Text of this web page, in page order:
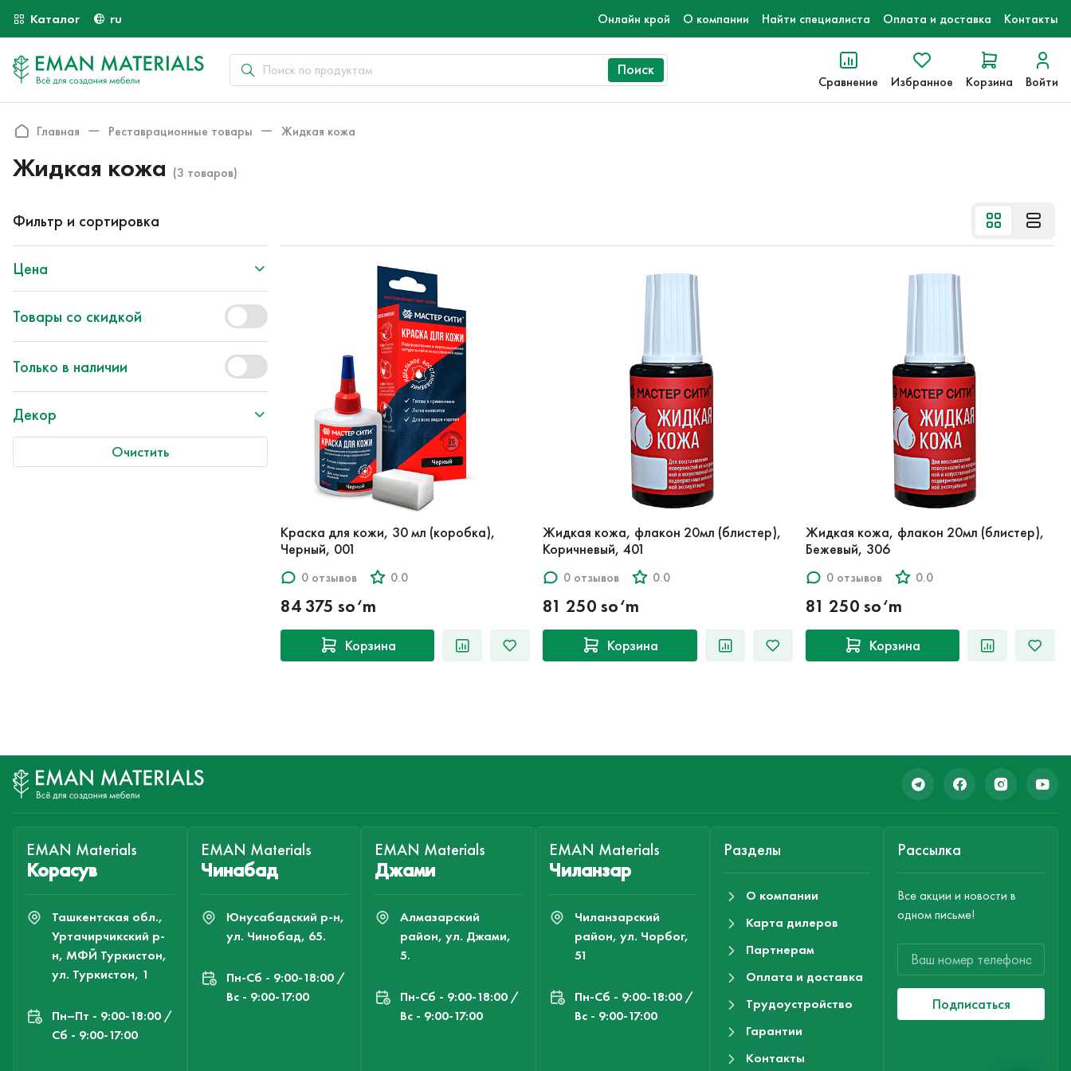
Каталог ru Онлайн крой О компании Найти специалиста Оплата и доставка Контакты
Поиск
Сравнение Избранное Корзина Войти
Главная Реставрационные товары Жидкая кожа
Жидкая кожа (3 товаров)
Фильтр и сортировка
Цена
Товары со скидкой
Только в наличии
Декор
Очистить
Краска для кожи, 30 мл (коробка),
Черный, 001
0 отзывов 0.0
84 375 so‘m
Корзина
Жидкая кожа, флакон 20мл (блистер),
Коричневый, 401
0 отзывов 0.0
81 250 so‘m
Корзина
Жидкая кожа, флакон 20мл (блистер),
Бежевый, 306
0 отзывов 0.0
81 250 so‘m
Корзина
EMAN Materials
Корасув
Ташкентская обл.,
Уртачирчикский р-
н, МФЙ Туркистон,
ул. Туркистон, 1
Пн–Пт - 9:00-18:00 /
Сб - 9:00-17:00
EMAN Materials
Чинабад
Юнусабадский р-н,
ул. Чинобад, 65.
Пн-Cб - 9:00-18:00 /
Вс - 9:00-17:00
EMAN Materials
Джами
Алмазарский
район, ул. Джами,
5.
Пн-Cб - 9:00-18:00 /
Вс - 9:00-17:00
EMAN Materials
Чиланзар
Чиланзарский
район, ул. Чорбог,
51
Пн-Cб - 9:00-18:00 /
Вс - 9:00-17:00
Разделы
О компании
Карта дилеров
Партнерам
Оплата и доставка
Трудоустройство
Гарантии
Контакты
Рассылка
Все акции и новости в
одном письме!
Подписаться